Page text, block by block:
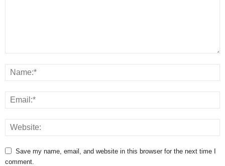
Save my name, email, and website in this browser for the next time I
comment.